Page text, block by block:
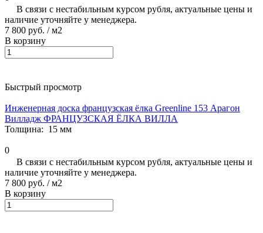
В связи с нестабильным курсом рубля, актуальные цены и
наличие уточняйте у менеджера.
7 800 руб. / м2
В корзину
Быстрый просмотр
Инженерная доска французская ёлка Greenline 153 Арагон
Вилладж ФРАНЦУЗСКАЯ ЁЛКА ВИЛЛА
Толщина: 15 мм
0
В связи с нестабильным курсом рубля, актуальные цены и
наличие уточняйте у менеджера.
7 800 руб. / м2
В корзину